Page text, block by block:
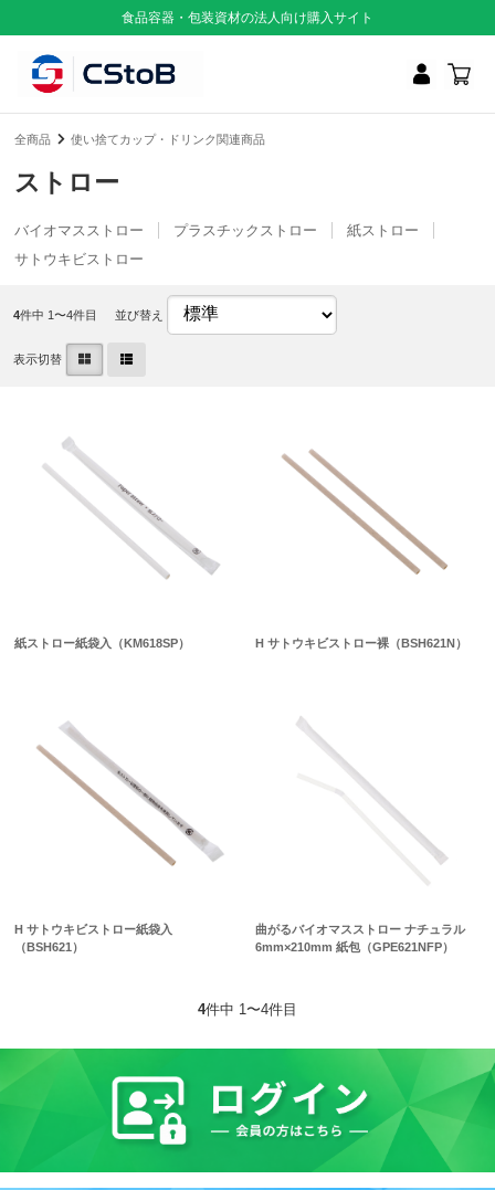
食品容器・包装資材の法人向け購入サイト
全商品 使い捨てカップ・ドリンク関連商品
ストロー
バイオマスストロー プラスチックストロー
紙ストロー
サトウキビストロー
4件中 1〜4件目 並び替え
表示切替
紙ストロー紙袋入（KM618SP） H サトウキビストロー裸（BSH621N）
H サトウキビストロー紙袋入
（BSH621）
曲がるバイオマスストロー ナチュラル
6mm×210mm 紙包（GPE621NFP）
4件中 1〜4件目